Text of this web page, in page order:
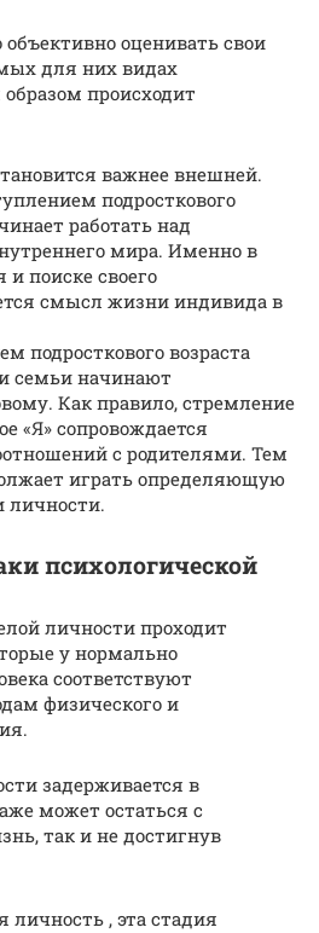
оценивать свои
для них видах
происходит
важнее внешней.
подросткового
работать над
мира. Именно в
и поиске своего
смысл жизни индивида в
подросткового возраста
семьи начинают
Как правило, стремление
«Я» сопровождается
с родителями. Тем
играть определяющую
личности.
психологической
личности проходит
у нормально
соответствуют
физического и
задерживается в
может остаться с
так и не достигнув
, эта стадия